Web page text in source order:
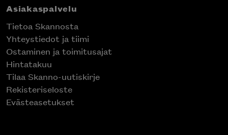
Asiakaspalvelu
Tietoa Skannosta
Yhteystiedot ja tiimi
Ostaminen ja toimitusajat
Hintatakuu
Tilaa Skanno-uutiskirje
Rekisteriseloste
Evästeasetukset